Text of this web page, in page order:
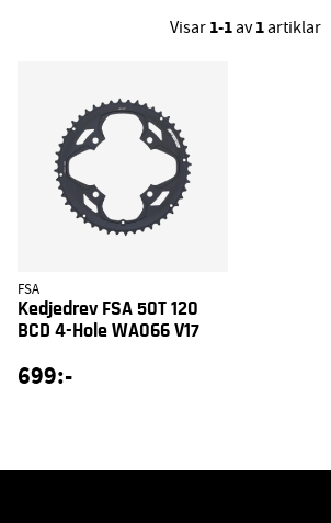
Visar 1-1av1artiklar
FSA
Kedjedrev FSA 50T 120
BCD 4-Hole WA066 V17
699:-